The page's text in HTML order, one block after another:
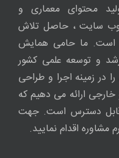
محتوای معماری و
وب سایت ، حاصل تلاش
است. ما حامی همایش
و توسعه علمی کشور
زمینه اجرا و طراحی
ارائه می دهیم که
قابل دسترس است. جهت
مشاوره اقدام نمایید.